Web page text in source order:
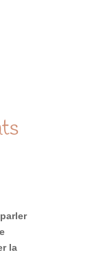
la